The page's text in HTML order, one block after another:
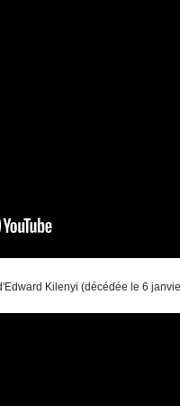
Kilenyi (décédée le 6